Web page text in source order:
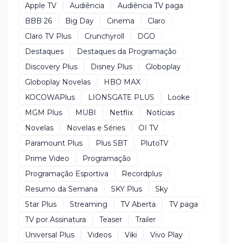
Apple TV Audiência
Audiência TV paga
BBB 26
Big Day Cinema
Claro
Claro TV Plus
Crunchyroll
DGO
Destaques
Destaques da Programação
Discovery Plus
Disney Plus
Globoplay
Globoplay Novelas
HBO MAX
KOCOWAPlus
LIONSGATE PLUS
Looke
MGM Plus
MUBI Netflix
Notícias
Novelas
Novelas e Séries
OI TV
Paramount Plus
Plus SBT
PlutoTV
Prime Video
Programação
Programação Esportiva
Recordplus
Resumo da Semana
SKY Plus
Sky
Star Plus
Streaming TV Aberta
TV paga
TV por Assinatura
Teaser
Trailer
Universal Plus
Videos Viki
Vivo Play